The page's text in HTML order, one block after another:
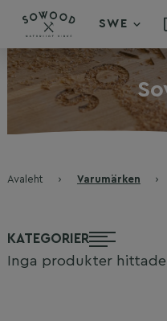
SWE
Avaleht › Varumärken ›
KATEGORIER
Inga produkter